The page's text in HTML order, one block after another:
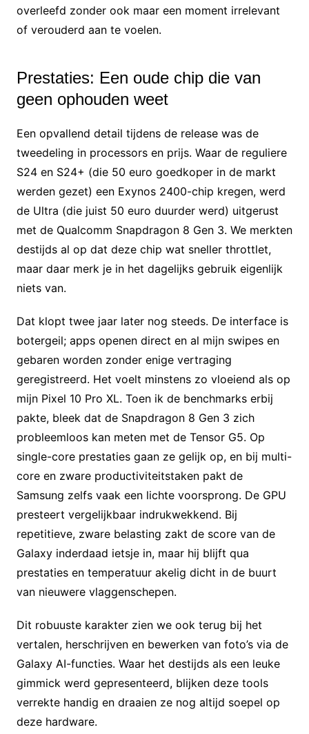
overleefd zonder ook maar een moment irrelevant
of verouderd aan te voelen.
Prestaties: Een oude chip die van
geen ophouden weet
Een opvallend detail tijdens de release was de
tweedeling in processors en prijs. Waar de reguliere
S24 en S24+ (die 50 euro goedkoper in de markt
werden gezet) een Exynos 2400-chip kregen, werd
de Ultra (die juist 50 euro duurder werd) uitgerust
met de Qualcomm Snapdragon 8 Gen 3. We merkten
destijds al op dat deze chip wat sneller throttlet,
maar daar merk je in het dagelijks gebruik eigenlijk
niets van.
Dat klopt twee jaar later nog steeds. De interface is
botergeil; apps openen direct en al mijn swipes en
gebaren worden zonder enige vertraging
geregistreerd. Het voelt minstens zo vloeiend als op
mijn Pixel 10 Pro XL. Toen ik de benchmarks erbij
pakte, bleek dat de Snapdragon 8 Gen 3 zich
probleemloos kan meten met de Tensor G5. Op
single-core prestaties gaan ze gelijk op, en bij multi-
core en zware productiviteitstaken pakt de
Samsung zelfs vaak een lichte voorsprong. De GPU
presteert vergelijkbaar indrukwekkend. Bij
repetitieve, zware belasting zakt de score van de
Galaxy inderdaad ietsje in, maar hij blijft qua
prestaties en temperatuur akelig dicht in de buurt
van nieuwere vlaggenschepen.
Dit robuuste karakter zien we ook terug bij het
vertalen, herschrijven en bewerken van foto’s via de
Galaxy AI-functies. Waar het destijds als een leuke
gimmick werd gepresenteerd, blijken deze tools
verrekte handig en draaien ze nog altijd soepel op
deze hardware.